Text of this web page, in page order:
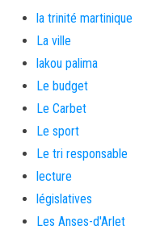
la trinité martinique
La ville
lakou palima
Le budget
Le Carbet
Le sport
Le tri responsable
lecture
législatives
Les Anses-d'Arlet